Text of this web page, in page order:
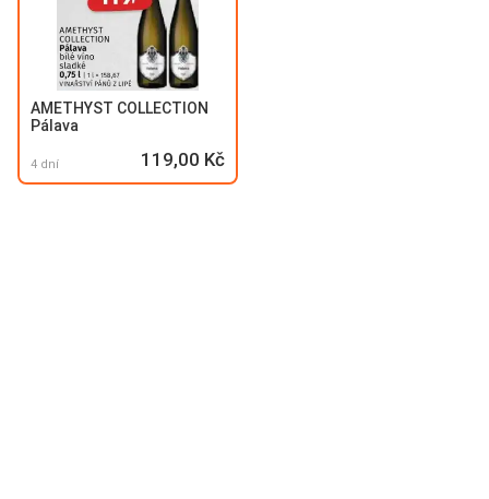
AMETHYST COLLECTION
Pálava
4 dní 119,00 Kč